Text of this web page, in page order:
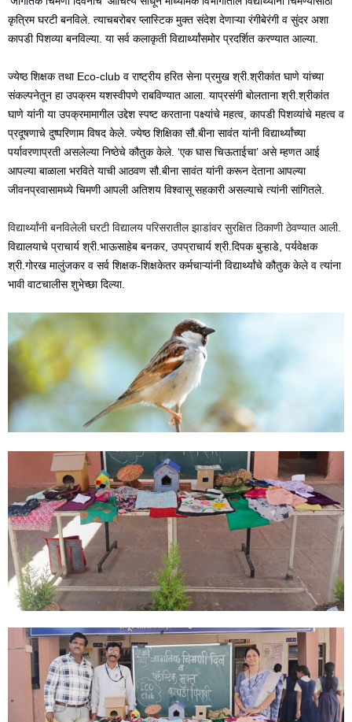
कृत्रिम घरटी बनविले. त्याचबरोबर प्लास्टिक मुक्त संदेश देणाऱ्या रंगीबेरंगी व सुंदर अशा
कापडी पिशव्या बनविल्या. या सर्व कलाकृती विद्यार्थ्यांसमोर प्रदर्शित करण्यात आल्या.
ज्येष्ठ शिक्षक तथा Eco-club व राष्ट्रीय हरित सेना प्रमुख श्री.श्रीकांत घाणे यांच्या
संकल्पनेतून हा उपक्रम यशस्वीपणे राबविण्यात आला. याप्रसंगी बोलताना श्री.श्रीकांत
घाणे यांनी या उपक्रमामागील उद्देश स्पष्ट करताना पक्ष्यांचे महत्व, कापडी पिशव्यांचे महत्व व
प्रदूषणाचे दुष्परिणाम विषद केले. ज्येष्ठ शिक्षिका सौ.बीना सावंत यांनी विद्यार्थ्यांच्या
पर्यावरणाप्रती असलेल्या निष्ठेचे कौतुक केले. ‘एक घास चिऊताईचा’ असे म्हणत आई
आपल्या बाळाला भरविते याची आठवण सौ.बीना सावंत यांनी करून देताना आपल्या
जीवनप्रवासामध्ये चिमणी आपली अतिशय विश्वासू सहकारी असल्याचे त्यांनी सांगितले.
विद्यार्थ्यांनी बनविलेली घरटी विद्यालय परिसरातील झाडांवर सुरक्षित ठिकाणी ठेवण्यात आली.
विद्यालयाचे प्राचार्य श्री.भाऊसाहेब बनकर, उपप्राचार्य श्री.दिपक बुऱ्हाडे, पर्यवेक्षक
श्री.गोरख मालुंजकर व सर्व शिक्षक-शिक्षकेतर कर्मचाऱ्यांनी विद्यार्थ्यांचे कौतुक केले व त्यांना
भावी वाटचालीस शुभेच्छा दिल्या.